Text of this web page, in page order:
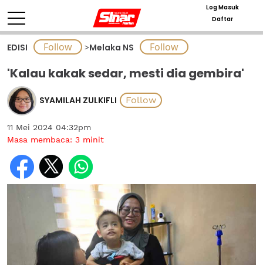
Log Masuk
Daftar
EDISI >Melaka NS
'Kalau kakak sedar, mesti dia gembira'
SYAMILAH ZULKIFLI
11 Mei 2024 04:32pm
Masa membaca: 3 minit